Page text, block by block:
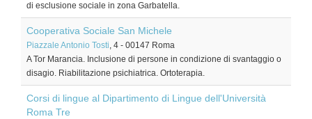
di esclusione sociale in zona Garbatella.
Cooperativa Sociale San Michele
Piazzale Antonio Tosti, 4 - 00147 Roma
A Tor Marancia. Inclusione di persone in condizione di svantaggio o
disagio. Riabilitazione psichiatrica. Ortoterapia.
Corsi di lingue al Dipartimento di Lingue dell'Università
Roma Tre